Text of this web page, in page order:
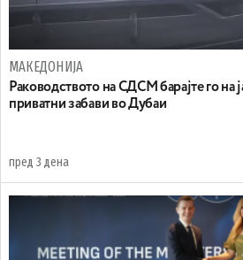
МАКЕДОНИЈА
Раководството на СДСМ барајте го на
приватни забави во Дубаи
пред 3 дена